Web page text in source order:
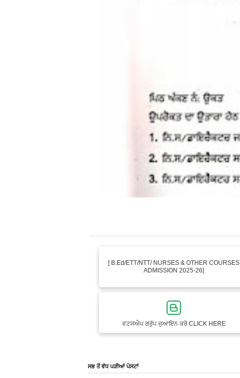
[ B.Ed/ETT/NTT/ NURSES & OTHER COURSES
ADMISSION 2025-26]
ਵਟਸਐਪ ਗਰੁੱਪ ਜੁਆਇਨ ਕਰੋ CLICK HERE
ਸਭ ਤੋਂ ਵੱਧ ਪੜੀਆਂ ਪੋਸਟਾਂ